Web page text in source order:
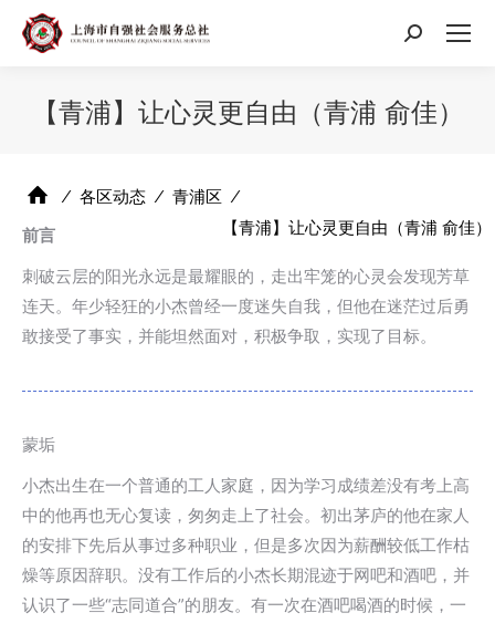
搜
【青浦】让心灵更自由（青浦 俞佳）
⁄ 各区动态 ⁄ 青浦区 ⁄
【青浦】让心灵更自由（青浦 俞佳）
前言
刺破云层的阳光永远是最耀眼的，走出牢笼的心灵会发现芳草
连天。年少轻狂的小杰曾经一度迷失自我，但他在迷茫过后勇
敢接受了事实，并能坦然面对，积极争取，实现了目标。
蒙垢
小杰出生在一个普通的工人家庭，因为学习成绩差没有考上高
中的他再也无心复读，匆匆走上了社会。初出茅庐的他在家人
的安排下先后从事过多种职业，但是多次因为薪酬较低工作枯
燥等原因辞职。没有工作后的小杰长期混迹于网吧和酒吧，并
认识了一些“志同道合”的朋友。有一次在酒吧喝酒的时候，一